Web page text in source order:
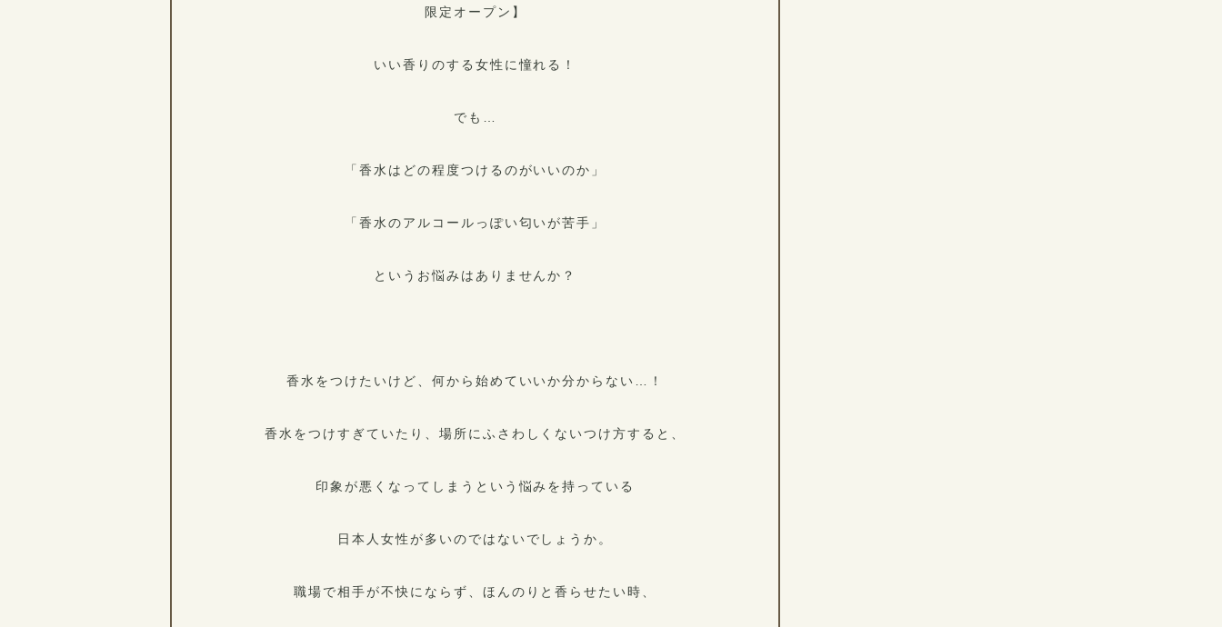
限定オープン】
いい香りのする女性に憧れる！
でも…
「香水はどの程度つけるのがいいのか」
「香水のアルコールっぽい匂いが苦手」
というお悩みはありませんか？
香水をつけたいけど、何から始めていいか分からない…！
香水をつけすぎていたり、場所にふさわしくないつけ方すると、
印象が悪くなってしまうという悩みを持っている
日本人女性が多いのではないでしょうか。
職場で相手が不快にならず、ほんのりと香らせたい時、